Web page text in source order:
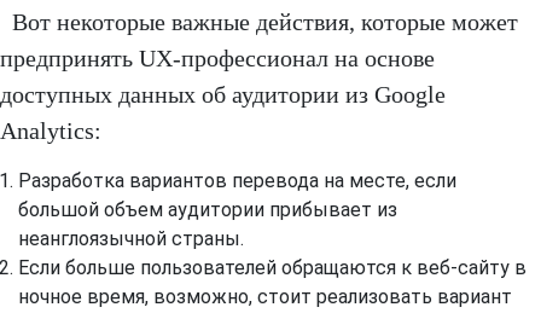
Вот некоторые важные действия, которые может
предпринять UX-профессионал на основе
доступных данных об аудитории из Google
Analytics:
Разработка вариантов перевода на месте, если
большой объем аудитории прибывает из
неанглоязычной страны.
Если больше пользователей обращаются к веб-сайту в
ночное время, возможно, стоит реализовать вариант